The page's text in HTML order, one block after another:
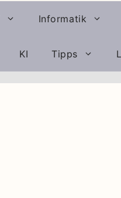
Informatik
KI Tipps